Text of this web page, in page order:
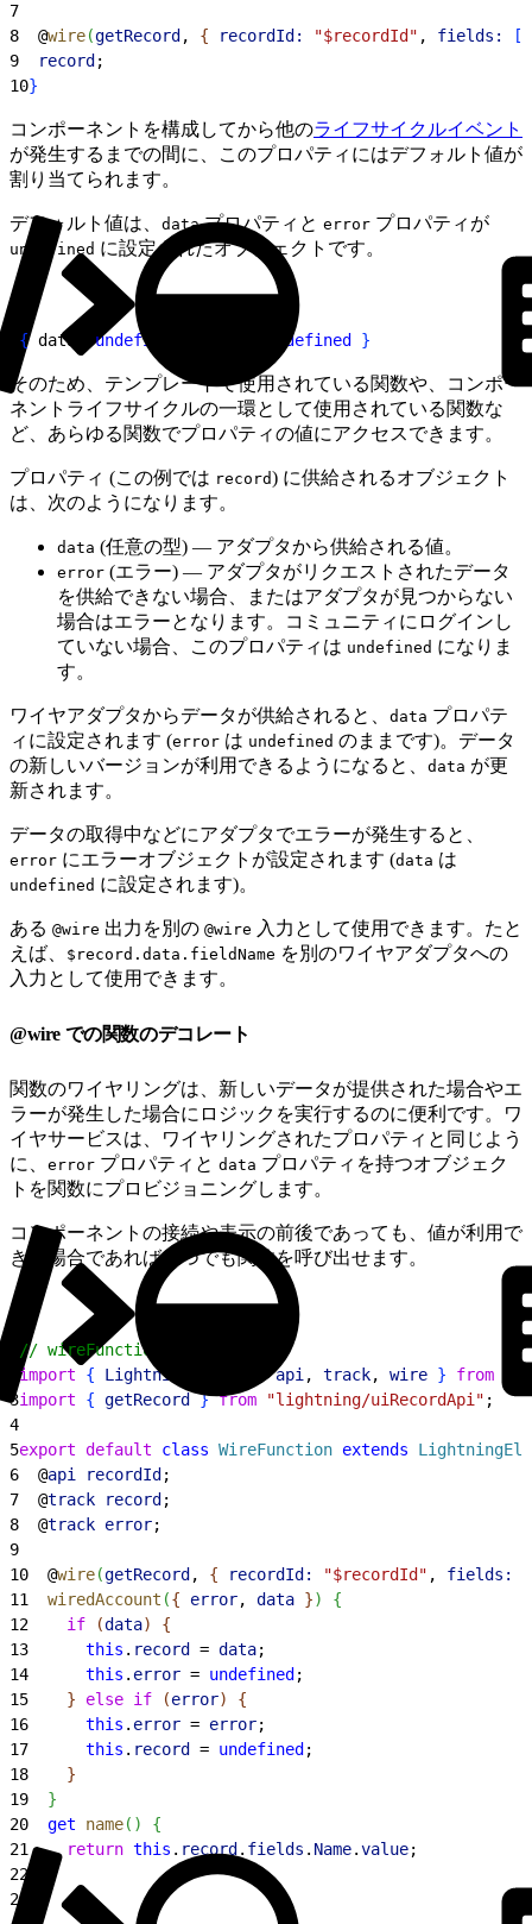
7
8
  @
wire(getRecord , { recordId: "$recordId" , fields: [
9
  record
;
10}
コンポーネントを構成してから他のライフサイクルイベント
が発生するまでの間に、このプロパティにはデフォルト値が
割り当てられます。
デフォルト値は、 dataプロパティと error プロパティが
undefined に設定されたオブジェクトです。
{ data: undefined undefined }
そのため、テンプレートで使用されている関数や、コンポー
ネントライフサイクルの一環として使用されている関数な
ど、あらゆる関数でプロパティの値にアクセスできます。
プロパティ (この例では record) に供給されるオブジェクト
は、次のようになります。
data (任意の型) — アダプタから供給される値。
error (エラー) — アダプタがリクエストされたデータ
を供給できない場合、またはアダプタが見つからない
場合はエラーとなります。コミュニティにログインし
ていない場合、このプロパティは undefined になりま
す。
ワイヤアダプタからデータが供給されると、 data プロパテ
ィに設定されます (error は undefined のままです)。データ
の新しいバージョンが利用できるようになると、 data が更
新されます。
データの取得中などにアダプタでエラーが発生すると、
error にエラーオブジェクトが設定されます (data は
undefined に設定されます)。
ある @wire 出力を別の @wire 入力として使用できます。たと
えば、
$record.data.fieldName を別のワイヤアダプタへの
入力として使用できます。
@wire での関数のデコレート
関数のワイヤリングは、新しいデータが提供された場合やエ
ラーが発生した場合にロジックを実行するのに便利です。ワ
イヤサービスは、ワイヤリングされたプロパティと同じよう
に、 error プロパティと data プロパティを持つオブジェク
トを関数にプロビジョニングします。
コンポーネントの接続や表示の前後であっても、値が利用で
きる場合であればいつでも関数を呼び出せます。
// wireFunction.js
import { LightningElement , api , track, wire } from
3import { getRecord } from "lightning/uiRecordApi" ;
4
5export default class WireFunction extends
6
  @
api recordId ;
7
  @
track record ;
8
  @
track error;
9
10
  @
wire(getRecord , { recordId: "$recordId" , fields:
11
  wiredAccount
({ error, data })
{
12
    if
(data)
{
13
      this
. record = data;
14
      this
. error = undefined ;
15
} else if (error)
{
16
      this
. error = error;
17
      this
. record = undefined ;
18
}
19
}
20
  get
name( )
{
21
    return
this . record . fields . Name.value;
22
}
23